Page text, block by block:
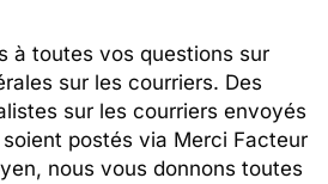
à toutes vos questions sur
sur les courriers. Des
sur les courriers envoyés
postés via Merci Facteur
nous vous donnons toutes